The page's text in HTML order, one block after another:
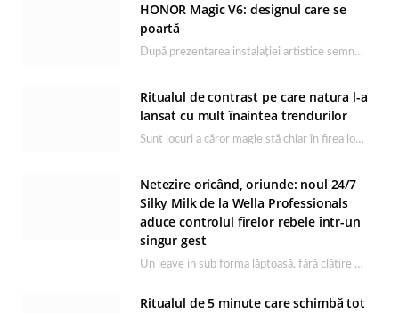
HONOR Magic V6: designul care se
poartă
După prezentarea instalației artistice semnată de Catrinel Săbăciag în cadrul evenimentului de lansare HONOR Magic…
Ritualul de contrast pe care natura l-a
lansat cu mult înaintea trendurilor
Sunt locuri a căror magie stă chiar în firea lor naturală, iar Lacul Ursu din…
Netezire oricând, oriunde: noul 24/7
Silky Milk de la Wella Professionals
aduce controlul firelor rebele într-un
singur gest
Un leave in sub forma lăptoasă, fără clătire care completează rutina Ultimate Smooth și transformă…
Ritualul de 5 minute care schimbă tot